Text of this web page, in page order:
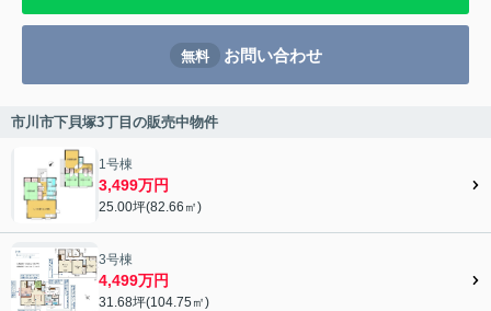
無料 お問い合わせ
市川市下貝塚3丁目の販売中物件
1号棟
3,499万円
25.00坪(82.66㎡)
3号棟
4,499万円
31.68坪(104.75㎡)